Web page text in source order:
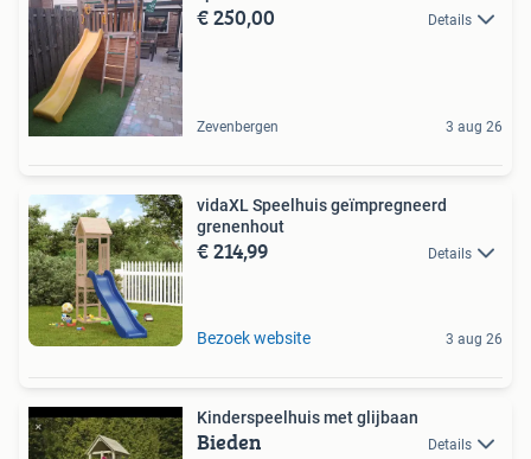
€ 250,00 Details
Zevenbergen 3 aug 26
vidaXL Speelhuis geïmpregneerd
grenenhout
€ 214,99 Details
Bezoek website 3 aug 26
Kinderspeelhuis met glijbaan
Bieden Details